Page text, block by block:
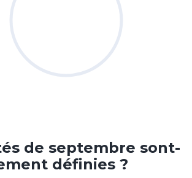
de septembre sont-
définies ?